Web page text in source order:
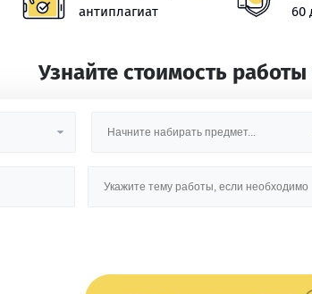
антиплагиат
60
Узнайте стоимость